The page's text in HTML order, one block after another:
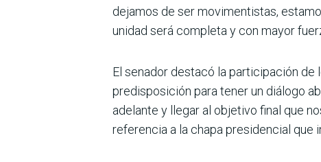
dejamos de ser movimentistas,
unidad será completa y con mayor
El senador destacó la participación de
predisposición para tener un diálogo
adelante y llegar al objetivo final que
referencia a la chapa presidencial que